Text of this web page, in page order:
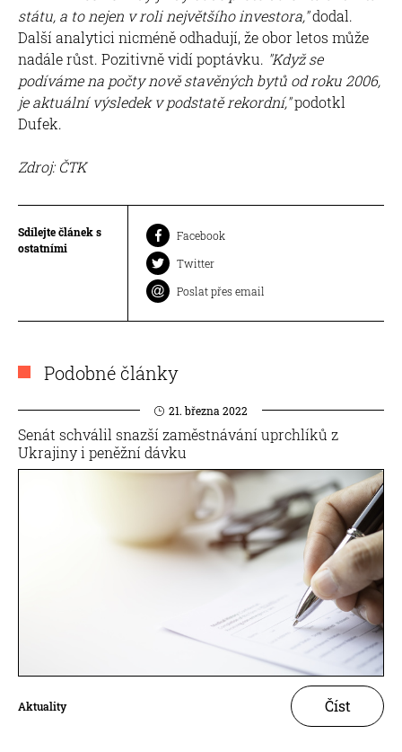
státu, a to nejen v roli největšího investora,"dodal.
Další analytici nicméně odhadují, že obor letos může
nadále růst. Pozitivně vidí poptávku. "Když se
podíváme na počty nově stavěných bytů od roku 2006,
je aktuální výsledek v podstatě rekordní,"podotkl
Dufek.
Zdroj: ČTK
Sdílejte článek s
ostatními
Facebook
Twitter
Poslat přes email
Podobné články
21. března 2022
Senát schválil snazší zaměstnávání uprchlíků z
Ukrajiny i peněžní dávku
Aktuality Číst